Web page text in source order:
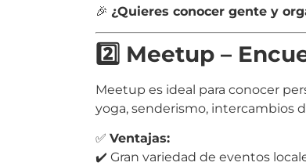
🎉 ¿Quieres conocer gente y
2️⃣ Meetup –
Meetup es ideal para conocer
yoga, senderismo, intercambios
✅ Ventajas:
✔️ Gran variedad de eventos